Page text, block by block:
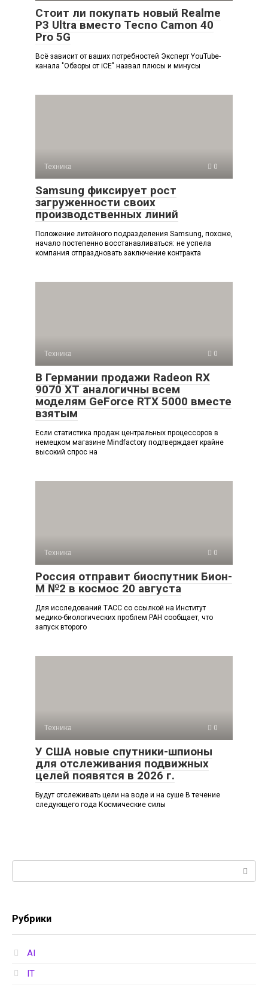
Стоит ли покупать новый Realme
P3 Ultra вместо Tecno Camon 40
Pro 5G
Всё зависит от ваших потребностей Эксперт YouTube-
канала "Обзоры от iCE" назвал плюсы и минусы
Техника 0
Samsung фиксирует рост
загруженности своих
производственных линий
Положение литейного подразделения Samsung, похоже,
начало постепенно восстанавливаться: не успела
компания отпраздновать заключение контракта
Техника 0
В Германии продажи Radeon RX
9070 XT аналогичны всем
моделям GeForce RTX 5000 вместе
взятым
Если статистика продаж центральных процессоров в
немецком магазине Mindfactory подтверждает крайне
высокий спрос на
Техника 0
Россия отправит биоспутник Бион-
М №2 в космос 20 августа
Для исследований ТАСС со ссылкой на Институт
медико-биологических проблем РАН сообщает, что
запуск второго
Техника 0
У США новые спутники-шпионы
для отслеживания подвижных
целей появятся в 2026 г.
Будут отслеживать цели на воде и на суше В течение
следующего года Космические силы
Рубрики
AI
IT